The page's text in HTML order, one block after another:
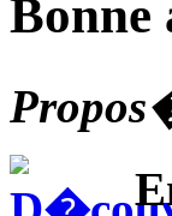
Bonne